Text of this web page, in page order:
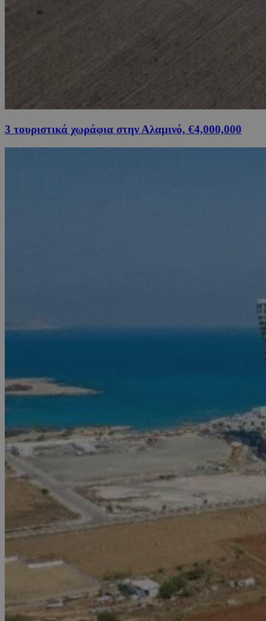
3 τουριστικά χωράφια στην Αλαμινό, €4,000,000